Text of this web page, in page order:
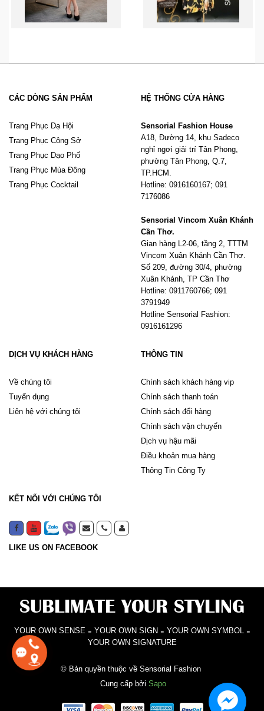
CÁC DÒNG SẢN PHẨM
Trang Phục Dạ Hội
Trang Phục Công Sở
Trang Phục Dạo Phố
Trang Phục Mùa Đông
Trang Phục Cocktail
HỆ THỐNG CỬA HÀNG
Sensorial Fashion House
A18, Đường 14, khu Sadeco
nghỉ ngơi giải trí Tân Phong,
phường Tân Phong, Q.7,
TP.HCM.
Hotline: 0916160167; 091
7176086
Sensorial Vincom Xuân Khánh
Cần Thơ.
Gian hàng L2-06, tầng 2, TTTM
Vincom Xuân Khánh Cần Thơ.
Số 209, đường 30/4, phường
Xuân Khánh, TP Cần Thơ
Hotline: 0911760766; 091
3791949
Hotline Sensorial Fashion:
0916161296
DỊCH VỤ KHÁCH HÀNG
Về chúng tôi
Tuyển dụng
Liên hệ với chúng tôi
THÔNG TIN
Chính sách khách hàng vip
Chính sách thanh toán
Chính sách đổi hàng
Chính sách vận chuyển
Dịch vụ hậu mãi
Điều khoản mua hàng
Thông Tin Công Ty
KẾT NỐI VỚI CHÚNG TÔI
LIKE US ON FACEBOOK
SUBLIMATE YOUR STYLING
YOUR OWN SENSE - YOUR OWN SIGN - YOUR OWN SYMBOL -
YOUR OWN SIGNATURE
© Bản quyền thuộc về Sensorial Fashion
Cung cấp bởi Sapo